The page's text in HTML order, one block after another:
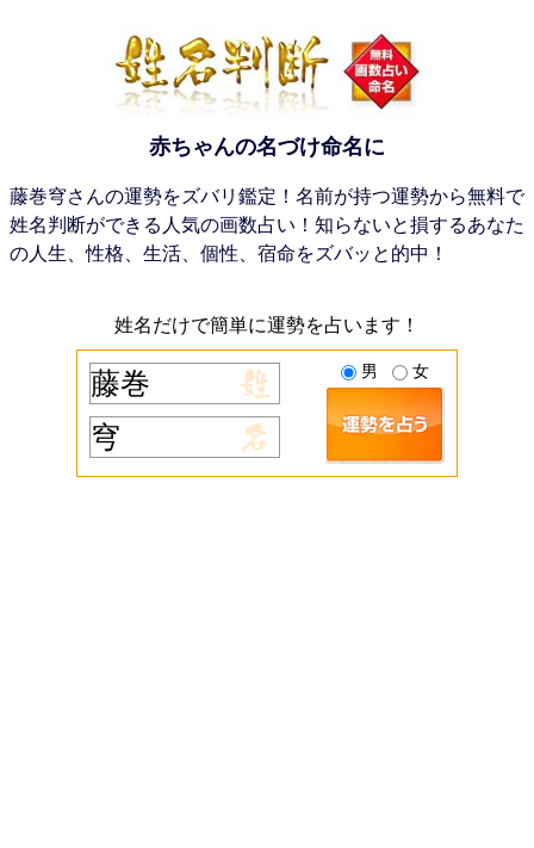
赤ちゃんの名づけ命名に
藤巻穹さんの運勢をズバリ鑑定！名前が持つ運勢から無料で
姓名判断ができる人気の画数占い！知らないと損するあなた
の人生、性格、生活、個性、宿命をズバッと的中！
姓名だけで簡単に運勢を占います！
男 女